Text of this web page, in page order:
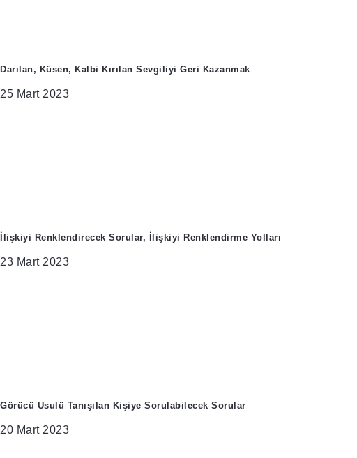
Darılan, Küsen, Kalbi Kırılan Sevgiliyi Geri Kazanmak
25 Mart 2023
İlişkiyi Renklendirecek Sorular, İlişkiyi Renklendirme Yolları
23 Mart 2023
Görücü Usulü Tanışılan Kişiye Sorulabilecek Sorular
20 Mart 2023